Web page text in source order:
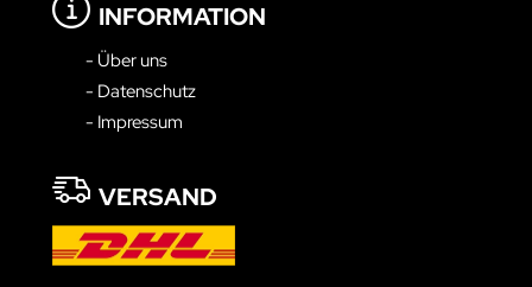
INFORMATION
- Über uns
- Datenschutz
- Impressum
VERSAND